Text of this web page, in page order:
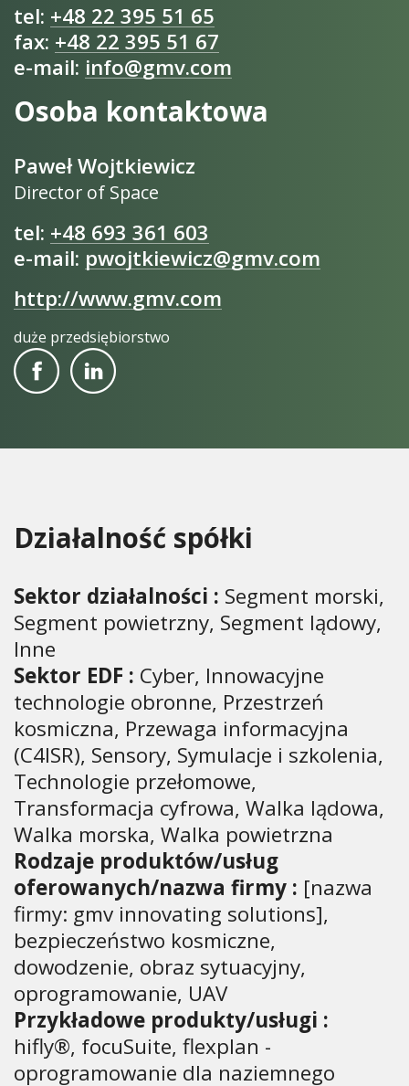
tel: +48 22 395 51 65
fax: +48 22 395 51 67
e-mail: info@gmv.com
Osoba kontaktowa
Paweł Wojtkiewicz
Director of Space
tel: +48 693 361 603
e-mail: pwojtkiewicz@gmv.com
http://www.gmv.com
duże przedsiębiorstwo
Działalność spółki
Sektor działalności : Segment morski,
Segment powietrzny, Segment lądowy,
Inne
Sektor EDF : Cyber, Innowacyjne
technologie obronne, Przestrzeń
kosmiczna, Przewaga informacyjna
(C4ISR), Sensory, Symulacje i szkolenia,
Technologie przełomowe,
Transformacja cyfrowa, Walka lądowa,
Walka morska, Walka powietrzna
Rodzaje produktów/usług
oferowanych/nazwa firmy : [nazwa
firmy: gmv innovating solutions],
bezpieczeństwo kosmiczne,
dowodzenie, obraz sytuacyjny,
oprogramowanie, UAV
Przykładowe produkty/usługi :
hifly®, focuSuite, flexplan -
oprogramowanie dla naziemnego